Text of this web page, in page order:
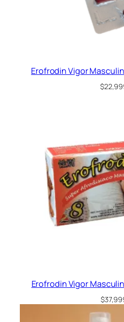
Erofrodin Vigor
$
Erofrodin Vigor
$